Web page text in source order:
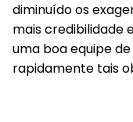
diminuído os
mais credibilidade
uma boa equipe
rapidamente tais